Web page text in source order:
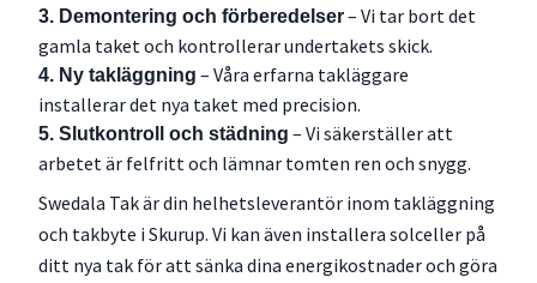
3. Demontering och förberedelser– Vi tar bort det
gamla taket och kontrollerar undertakets skick.
4. Ny takläggning – Våra erfarna takläggare
installerar det nya taket med precision.
5. Slutkontroll och städning – Vi säkerställer att
arbetet är felfritt och lämnar tomten ren och snygg.
Swedala Tak är din helhetsleverantör inom takläggning
och takbyte i Skurup. Vi kan även installera solceller på
ditt nya tak för att sänka dina energikostnader och göra